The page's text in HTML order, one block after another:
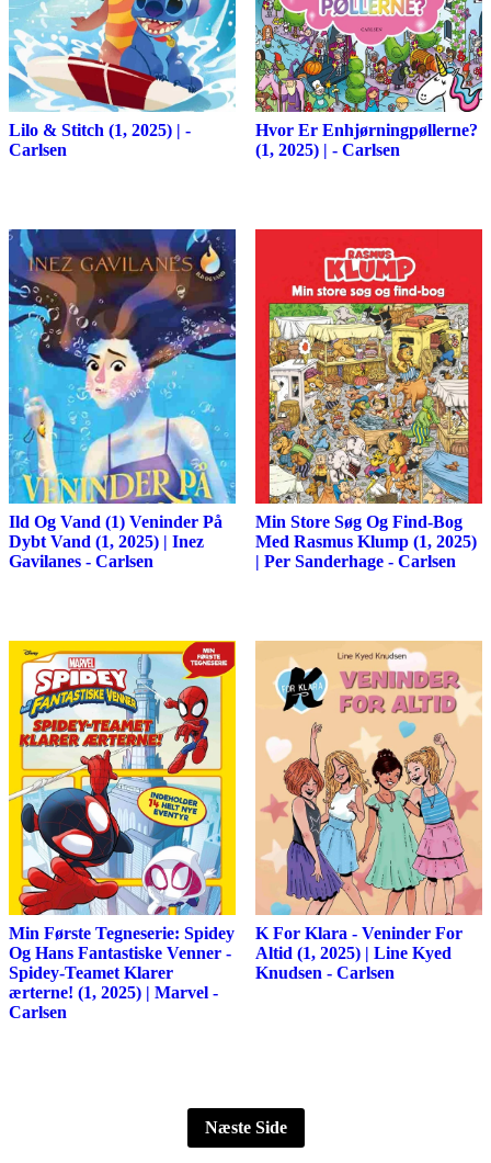
Lilo & Stitch (1, 2025) | -
Carlsen
Hvor Er Enhjørningpøllerne?
(1, 2025) | - Carlsen
Ild Og Vand (1) Veninder På
Dybt Vand (1, 2025) | Inez
Gavilanes - Carlsen
Min Store Søg Og Find-Bog
Med Rasmus Klump (1, 2025)
| Per Sanderhage - Carlsen
Min Første Tegneserie: Spidey
Og Hans Fantastiske Venner -
Spidey-Teamet Klarer
ærterne! (1, 2025) | Marvel -
Carlsen
K For Klara - Veninder For
Altid (1, 2025) | Line Kyed
Knudsen - Carlsen
Næste Side